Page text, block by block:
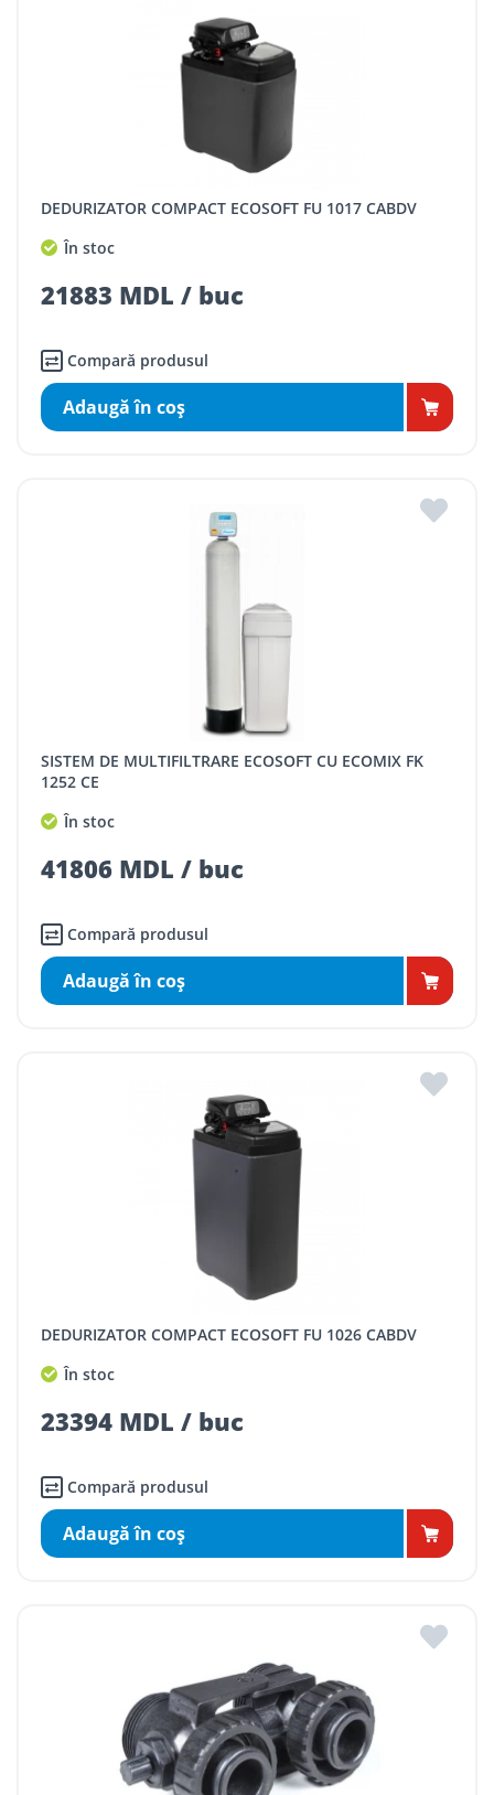
DEDURIZATOR COMPACT ECOSOFT FU 1017 CABDV
În stoc
21883 MDL / buc
Compară produsul
Adaugă în coş
SISTEM DE MULTIFILTRARE ECOSOFT CU ECOMIX FK
1252 CE
În stoc
41806 MDL / buc
Compară produsul
Adaugă în coş
DEDURIZATOR COMPACT ECOSOFT FU 1026 CABDV
În stoc
23394 MDL / buc
Compară produsul
Adaugă în coş